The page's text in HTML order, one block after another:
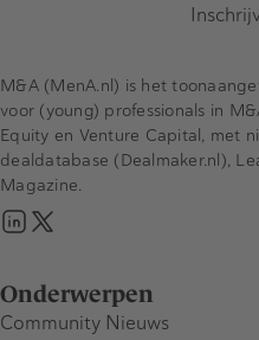
Onderwerpen
Community Nieuws
M&A (MenA.nl) is het
voor (young) professionals in
Equity en Venture Capital, met
dealdatabase (Dealmaker.nl),
Magazine.